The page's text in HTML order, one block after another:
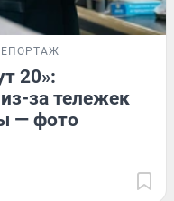
20»:
за тележек
— фото